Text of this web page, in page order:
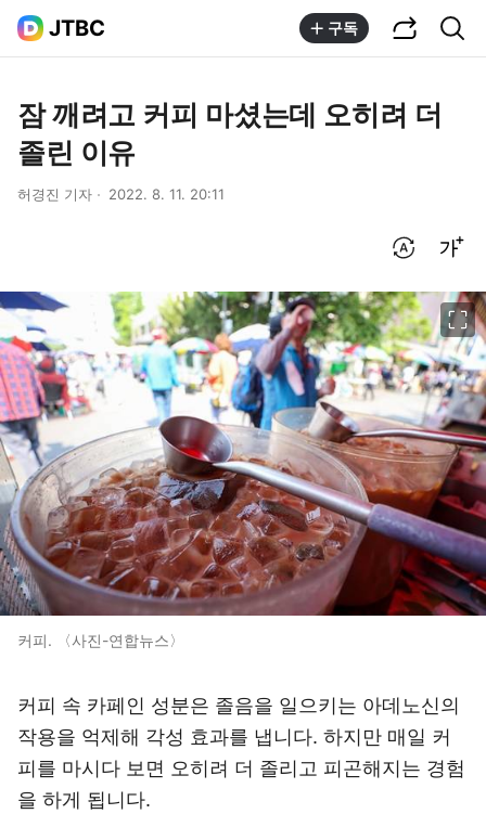
JTBC 구독
잠 깨려고 커피 마셨는데 오히려 더
졸린 이유
허경진 기자 2022. 8. 11. 20:11
커피. 〈사진-연합뉴스〉
커피 속 카페인 성분은 졸음을 일으키는 아데노신의
작용을 억제해 각성 효과를 냅니다. 하지만 매일 커
피를 마시다 보면 오히려 더 졸리고 피곤해지는 경험
을 하게 됩니다.